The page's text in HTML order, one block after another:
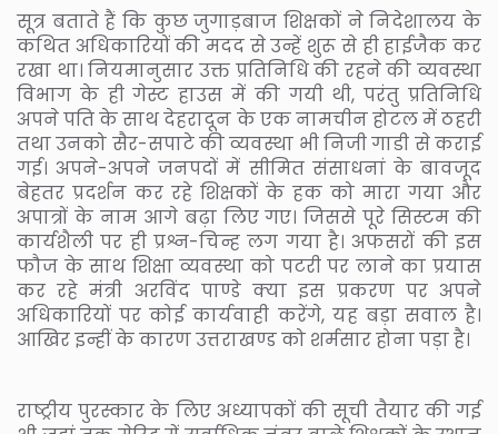
सूत्र बताते हैं कि कुछ जुगाड़बाज शिक्षकों ने निदेशालय के
कथित अधिकारियों की मदद से उन्हें शुरू से ही हाईजैक कर
रखा था। नियमानुसार उक्त प्रतिनिधि की रहने की व्यवस्था
विभाग के ही गेस्ट हाउस में की गयी थी, परंतु प्रतिनिधि
अपने पति के साथ देहरादून के एक नामचीन होटल में ठहरी
तथा उनको सैर-सपाटे की व्यवस्था भी निजी गाडी से कराई
गई। अपने-अपने जनपदों में सीमित संसाधनां के बावजूद
बेहतर प्रदर्शन कर रहे शिक्षकों के हक को मारा गया और
अपात्रों के नाम आगे बढ़ा लिए गए। जिससे पूरे सिस्टम की
कार्यशैली पर ही प्रश्न-चिन्ह लग गया है। अफसरों की इस
फौज के साथ शिक्षा व्यवस्था को पटरी पर लाने का प्रयास
कर रहे मंत्री अरविंद पाण्डे क्या इस प्रकरण पर अपने
अधिकारियों पर कोई कार्यवाही करेंगे, यह बड़ा सवाल है।
आखिर इन्हीं के कारण उत्तराखण्ड को शर्मसार होना पड़ा है।
राष्ट्रीय पुरस्कार के लिए अध्यापकों की सूची तैयार की गई